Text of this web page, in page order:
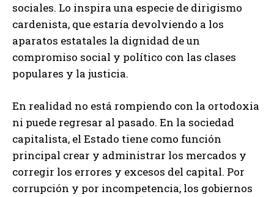
sociales. Lo inspira una especie de dirigismo
cardenista, que estaría devolviendo a los
aparatos estatales la dignidad de un
compromiso social y político con las clases
populares y la justicia.
En realidad no está rompiendo con la ortodoxia
ni puede regresar al pasado. En la sociedad
capitalista, el Estado tiene como función
principal crear y administrar los mercados y
corregir los errores y excesos del capital. Por
corrupción y por incompetencia, los gobiernos